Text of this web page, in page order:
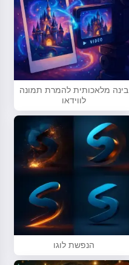
בינה מלאכותית להמרת תמונה
לווידאו
הנפשת לוגו